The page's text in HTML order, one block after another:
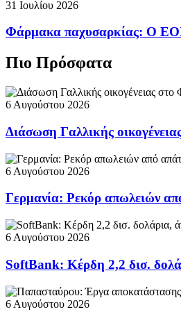
31 Ιουλίου 2026
Φάρμακα παχυσαρκίας: Ο
Πιο Πρόσφατα
6 Αυγούστου 2026
Διάσωση Γαλλικής
6 Αυγούστου 2026
Γερμανία: Ρεκόρ απωλειών
6 Αυγούστου 2026
SoftBank: Κέρδη 2,2 δισ.
6 Αυγούστου 2026